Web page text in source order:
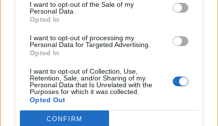
I want to opt-out of the Sale of my
Personal Data.
Opted In
I want to opt-out of processing my
Personal Data for Targeted Advertising.
Opted In
I want to opt-out of Collection, Use,
Retention, Sale, and/or Sharing of my
Personal Data that Is Unrelated with the
Purposes for which it was collected.
Opted Out
CONFIRM
In evidenza